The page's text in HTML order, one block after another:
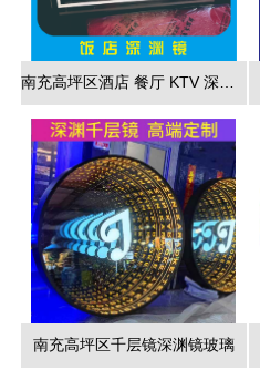
南充高坪区千层镜深渊镜玻璃